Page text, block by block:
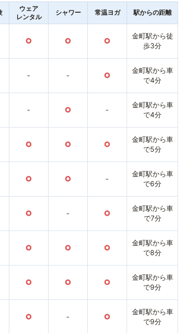
ウェア
レンタル
シャワー 常温ヨガ 駅からの距離
○ ○ ○
金町駅から徒
歩3分
- - ○
金町駅から車
で4分
- ○ -
金町駅から車
で4分
○ ○ ○
金町駅から車
で5分
○ ○ -
金町駅から車
で6分
○ - ○
金町駅から車
で7分
○ ○ ○
金町駅から車
で8分
○ ○ ○
金町駅から車
で9分
○ - ○
金町駅から車
で9分